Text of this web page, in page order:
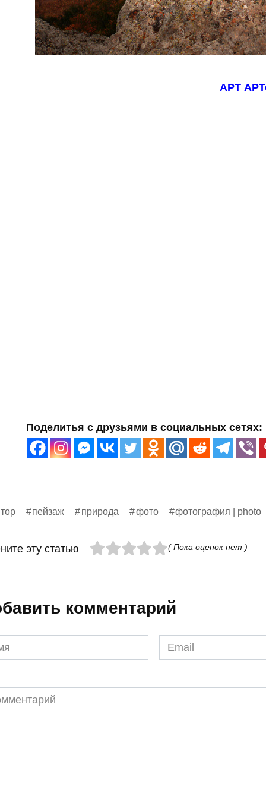
АРТ
Поделитья с друзьями в социальных сетях:
пейзаж природа фото фотография | photo
эту статью ( Пока оценок нет )
комментарий
Email
*